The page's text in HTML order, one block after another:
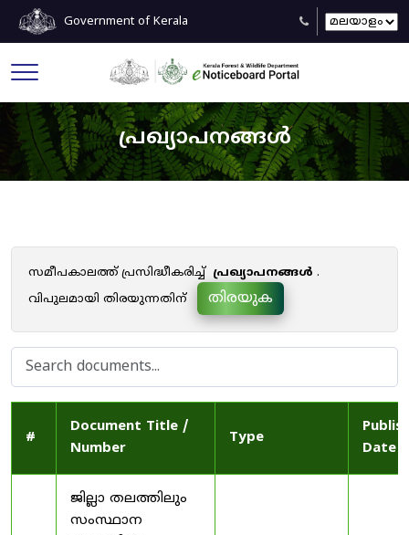
Government of Kerala
പ്രഖ്യാപനങ്ങൾ
സമീപകാലത്ത് പ്രസിദ്ധീകരിച്ച് പ്രഖ്യാപനങ്ങൾ .
വിപുലമായി തിരയുന്നതിന്
തിരയുക
#
Document Title /
Number
Type
Date
ജില്ലാ തലത്തിലും
സംസ്ഥാന